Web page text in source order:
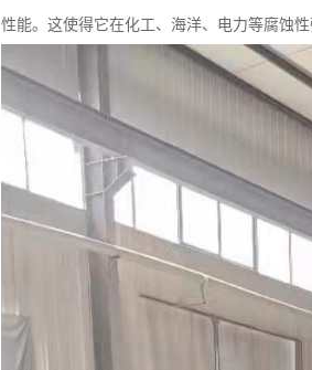
性能。这使得它在化工、海洋、电力等腐蚀